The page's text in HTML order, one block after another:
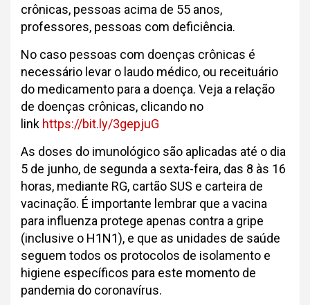
crônicas, pessoas acima de 55 anos,
professores, pessoas com deficiência.
No caso pessoas com doenças crônicas é
necessário levar o laudo médico, ou receituário
do medicamento para a doença. Veja a relação
de doenças crônicas, clicando no
link https://bit.ly/3gepjuG
As doses do imunológico são aplicadas até o dia
5 de junho, de segunda a sexta-feira, das 8 às 16
horas, mediante RG, cartão SUS e carteira de
vacinação. É importante lembrar que a vacina
para influenza protege apenas contra a gripe
(inclusive o H1N1), e que as unidades de saúde
seguem todos os protocolos de isolamento e
higiene específicos para este momento de
pandemia do coronavírus.